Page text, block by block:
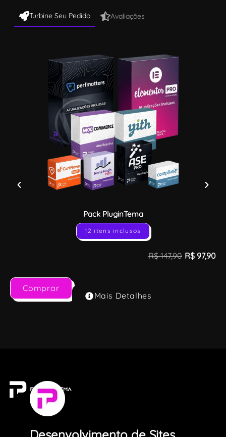
Turbine Seu Pedido Avaliações
Pack PluginTema
12 itens inclusos
R$147,90 R$ 97,90
Comprar
Mais Detalhes